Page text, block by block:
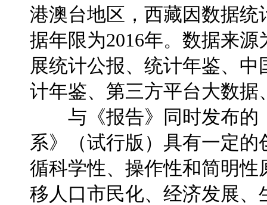
港澳台地区，西藏因数据
据年限为2016年。数据来
展统计公报、统计年鉴、
计年鉴、第三方平台大数
与《报告》同时发布的
系》（试行版）具有一定
循科学性、操作性和简明
移人口市民化、经济发展